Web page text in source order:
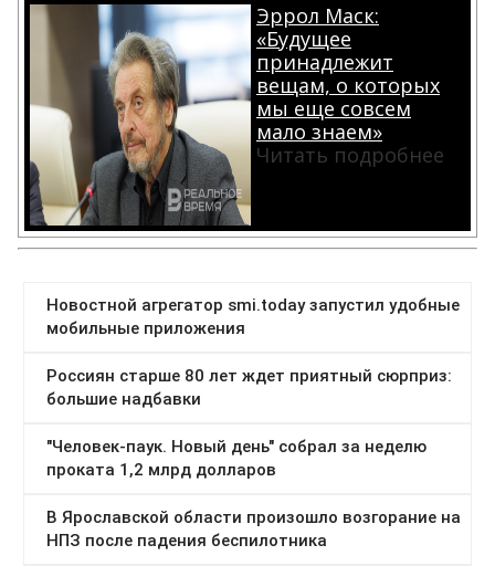
Эррол Маск:
«Будущее
принадлежит
вещам, о которых
мы еще совсем
мало знаем»
Читать подробнее